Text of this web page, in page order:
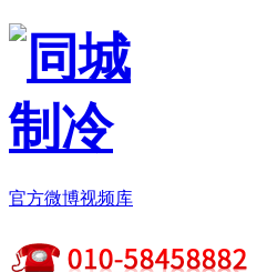
官方微博视频库